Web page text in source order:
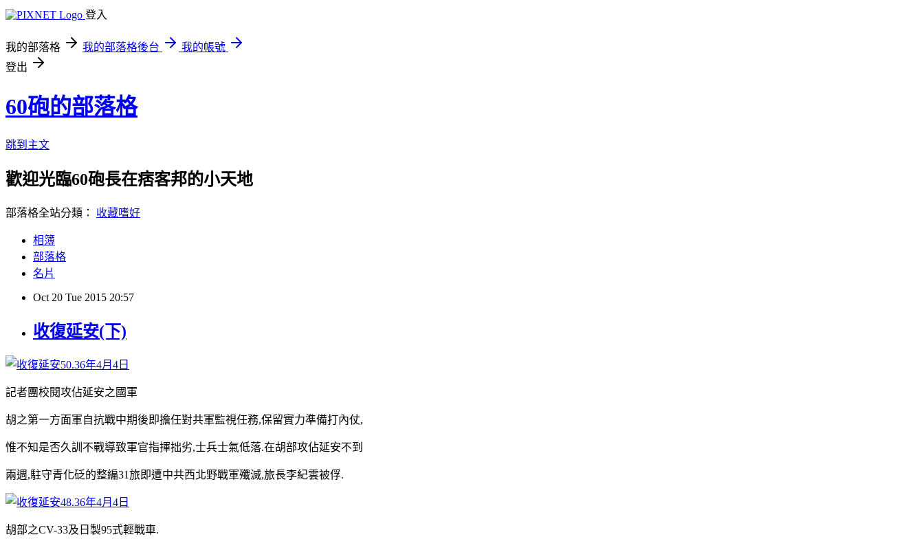
登入
我的部落格 我的部落格後台
我的帳號
登出
60砲的部落格
跳到主文
歡迎光臨60砲長在痞客邦的小天地
部落格全站分類： 收藏嗜好
相簿
部落格
名片
Oct 20 Tue 2015 20:57
收復延安(下)
記者團校閱攻佔延安之國軍
胡之第一方面軍自抗戰中期後即擔任對共軍監視任務,保留實力準備打內仗,
惟不知是否久訓不戰導致軍官指揮拙劣,士兵士氣低落.在胡部攻佔延安不到
兩週,駐守青化砭的整編31旅即遭中共西北野戰軍殲滅,旅長李紀雲被俘.
胡部之CV-33及日製95式輕戰車.